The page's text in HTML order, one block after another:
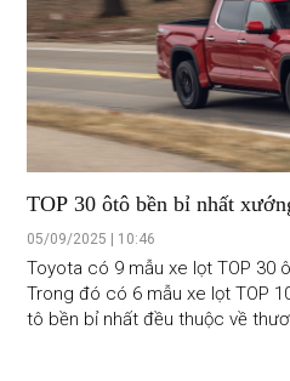
TOP 30 ôtô bền bỉ nhất
ở vị trí đầu
05/09/2025 | 10:46
Toyota có 9 mẫu xe lọt TOP 30
Trong đó có 6 mẫu xe lọt TOP
tô bền bỉ nhất đều thuộc về